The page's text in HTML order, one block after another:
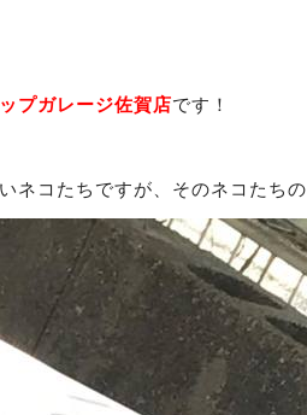
プガレージ佐賀店です！
ネコたちですが、そのネコたち